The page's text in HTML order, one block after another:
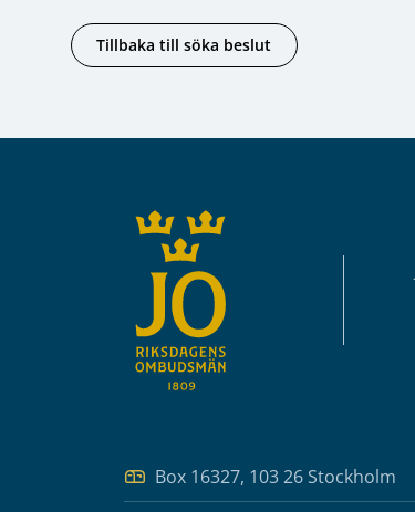
Tillbaka till söka beslut
Box 16327, 103 26 Stockholm